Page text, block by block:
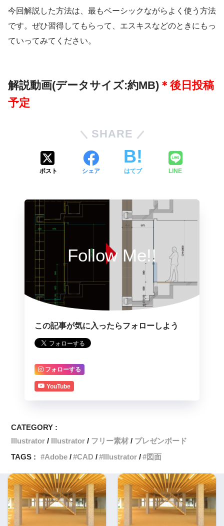
今回解説した方法は、最もベーシックながらよく使う方法
です。ぜひ習得してもらって、エスキスなどのときにもっ
ていってみてください。
解説動画(データサイズ:約MB) ＊後日投稿
予定
SHARE
ポスト シェア はてブ LINE
Follow Me!!
この記事が気に入ったらフォローしよう
フォローする
YouTube
CATEGORY :
Illustrator
Illustrator フリー素材
プレゼンボード
TAGS :
Adobe CAD Illustrator 図面